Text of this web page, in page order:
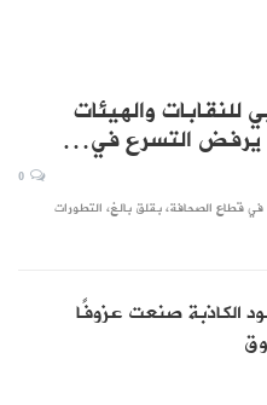
للنقابات والهيئات
يرفض التسرع في…
في قطاع الصحافة، بقلق بالغ، التطورات
الكاذبة صنعت عزوفًا